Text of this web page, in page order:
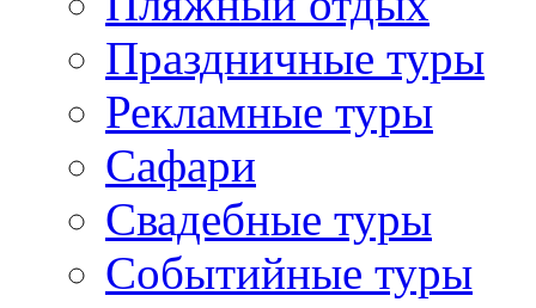
Праздничные туры
Рекламные туры
Сафари
Свадебные туры
Событийные туры